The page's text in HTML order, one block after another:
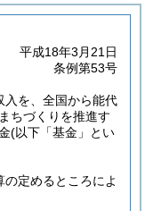
平成18年3月21日
条例第53号
入を、全国から能代
ちづくりを推進す
(以下「基金」とい
定めるところによ